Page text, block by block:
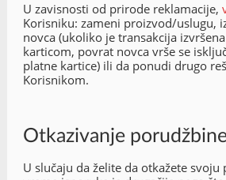
U zavisnosti od prirode reklamacije,
Korisniku: zameni proizvod/uslugu,
novca (ukoliko je transakcija
karticom, povrat novca vrše se
platne kartice) ili da ponudi drugo
Korisnikom.
Otkazivanje
U slučaju da želite da otkažete